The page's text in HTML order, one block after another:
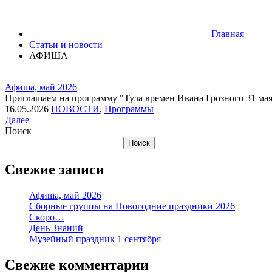
Главная
Статьи и новости
АФИША
Афиша, май 2026
Приглашаем на программу "Тула времен Ивана Грозного 31
16.05.2026 НОВОСТИ, Программы
Далее
Поиск
Поиск
Свежие записи
Афиша, май 2026
Сборные группы на Новогодние праздники 2026
Скоро…
День Знаний
Музейный праздник 1 сентября
Свежие комментарии